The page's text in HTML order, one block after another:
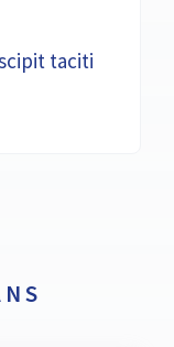
taciti